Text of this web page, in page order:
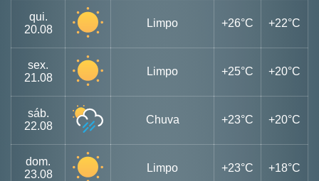
qui.
20.08
Limpo +26°C +22°C
sex.
21.08
Limpo +25°C +20°C
sáb.
22.08
Chuva +23°C +20°C
dom.
23.08
Limpo +23°C +18°C